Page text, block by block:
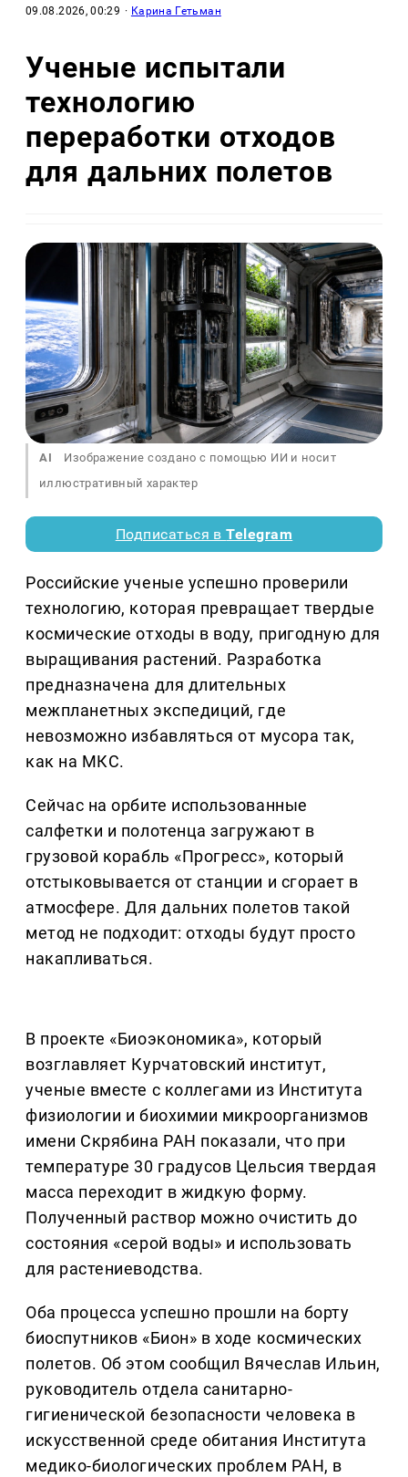
09.08.2026, 00:29 · Карина Гетьман
Ученые испытали
технологию
переработки отходов
для дальних полетов
AI
Изображение создано с помощью ИИ и носит
иллюстративный характер
Подписаться вTelegram
Российские ученые успешно проверили
технологию, которая превращает твердые
космические отходы в воду, пригодную для
выращивания растений. Разработка
предназначена для длительных
межпланетных экспедиций, где
невозможно избавляться от мусора так,
как на МКС.
Сейчас на орбите использованные
салфетки и полотенца загружают в
грузовой корабль «Прогресс», который
отстыковывается от станции и сгорает в
атмосфере. Для дальних полетов такой
метод не подходит: отходы будут просто
накапливаться.
В проекте «Биоэкономика», который
возглавляет Курчатовский институт,
ученые вместе с коллегами из Института
физиологии и биохимии микроорганизмов
имени Скрябина РАН показали, что при
температуре 30 градусов Цельсия твердая
масса переходит в жидкую форму.
Полученный раствор можно очистить до
состояния «серой воды» и использовать
для растениеводства.
Оба процесса успешно прошли на борту
биоспутников «Бион» в ходе космических
полетов. Об этом сообщил Вячеслав Ильин,
руководитель отдела санитарно-
гигиенической безопасности человека в
искусственной среде обитания Института
медико-биологических проблем РАН, в